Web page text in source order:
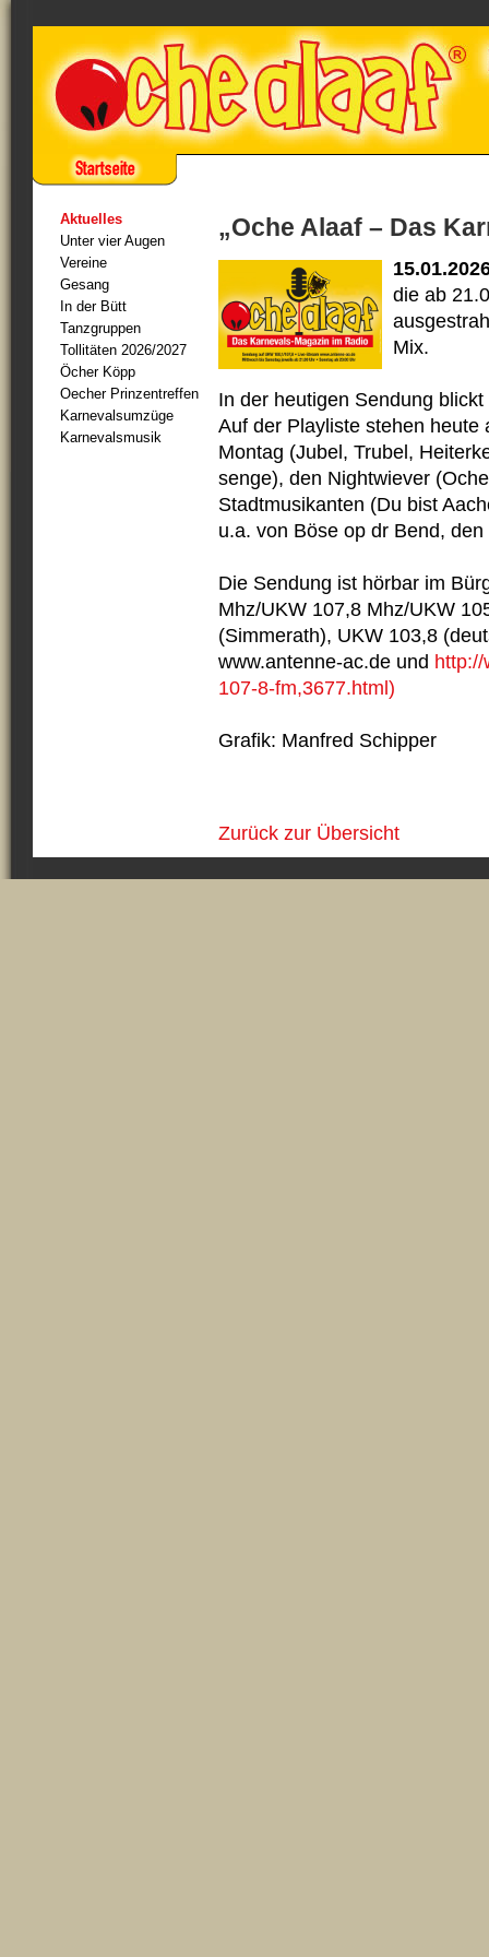
Aktuelles
Unter vier Augen
Vereine
Gesang
In der Bütt
Tanzgruppen
Tollitäten 2026/2027
Öcher Köpp
Oecher Prinzentreffen
Karnevalsumzüge
Karnevalsmusik
„Oche Alaaf – Das
die ab
Mix.
In der heutigen Sendung
Auf der Playliste stehen heute
Montag (Jubel, Trubel,
senge), den Nightwiever
Stadtmusikanten (Du bist
u.a. von Böse op dr Bend,
Die Sendung ist hörbar im
Mhz/UKW 107,8 Mhz/UKW
(Simmerath), UKW 103,8
www.antenne-ac.de und
107-8-fm,3677.html)
Grafik: Manfred Schipper
Zurück zur Übersicht